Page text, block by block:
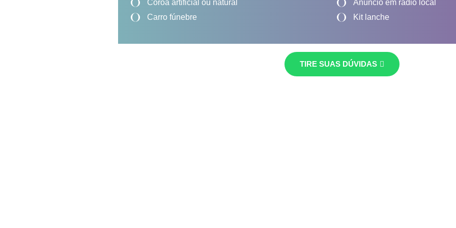
Coroa artificial ou natural
Carro fúnebre
Anúncio em rádio local
Kit lanche
TIRE SUAS DÚVIDAS